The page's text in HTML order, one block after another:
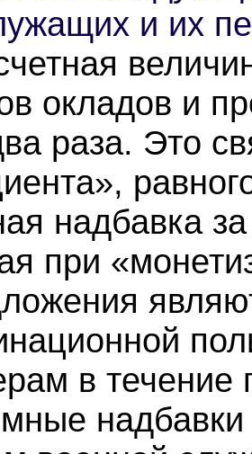
и их
окладов и
раза. Это
надбавка
при
в течение